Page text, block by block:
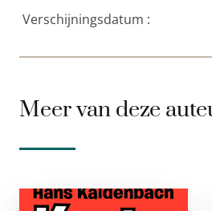
Verschijningsdatum :
Meer van deze